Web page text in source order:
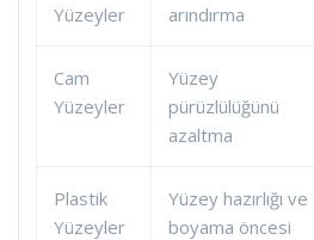
Yüzeyler
arındırma
Cam
Yüzeyler
Yüzey
pürüzlülüğünü
azaltma
Plastik
Yüzeyler
Yüzey hazırlığı ve
boyama öncesi